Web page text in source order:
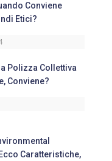
Conviene
Etici?
Polizza Collettiva
Conviene?
Caratteristiche,